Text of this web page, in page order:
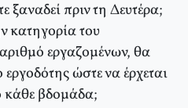
ξαναδεί πριν τη Δευτέρα;
κατηγορία του
εργαζομένων, θα
ώστε να έρχεται
κάθε βδομάδα;